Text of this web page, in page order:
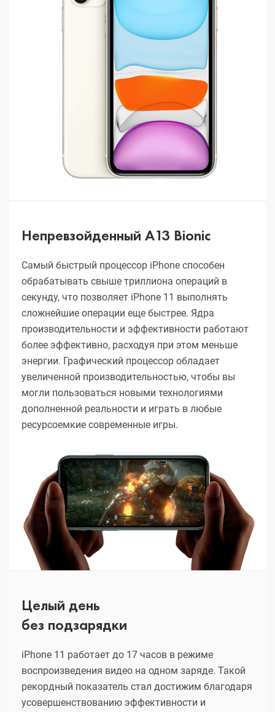
Непревзойденный A13 Bionic
Самый быстрый процессор iPhone способен
обрабатывать свыше триллиона операций в
секунду, что позволяет iPhone 11 выполнять
сложнейшие операции еще быстрее. Ядра
производительности и эффективности работают
более эффективно, расходуя при этом меньше
энергии. Графический процессор обладает
увеличенной производительностью, чтобы вы
могли пользоваться новыми технологиями
дополненной реальности и играть в любые
ресурсоемкие современные игры.
Целый день
без подзарядки
iPhone 11 работает до 17 часов в режиме
воспроизведения видео на одном заряде. Такой
рекордный показатель стал достижим благодаря
усовершенствованию эффективности и